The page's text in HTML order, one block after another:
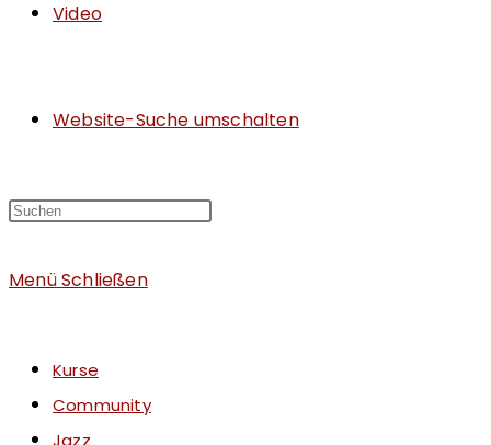
Video
Website-Suche umschalten
MenüSchließen
Kurse
Community
Jazz